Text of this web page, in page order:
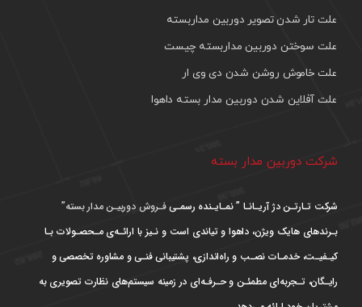
علت تار شدن تصویر دوربین مداربسته
علت سوختن دوربین مداربسته چیست
علت خاموش روشن شدن دی وی ار
علت آفلاین شدن دوربین مدار بسته داهوا
شرکت دوربین مدار بسته
شرکت تـارتـن دژ آریـانـا ” نمـایـنده رسمـیفـروش دوربیـن مدار بسته”
بـرندهای هایک ویژن، داهوا و تیاندی است و نـیز با ارائـه‌ی مـحصـولات بـا
کیـفیـت، خدمـات نصـب و راه‌اندازی، پشتیبانی فنـی و مشاوره تخصصی و
رایـگان، تـجربه‌ای مطمئـن و حـرفـه‌ای در زمینه سیستم‌های نظارت تصویری به